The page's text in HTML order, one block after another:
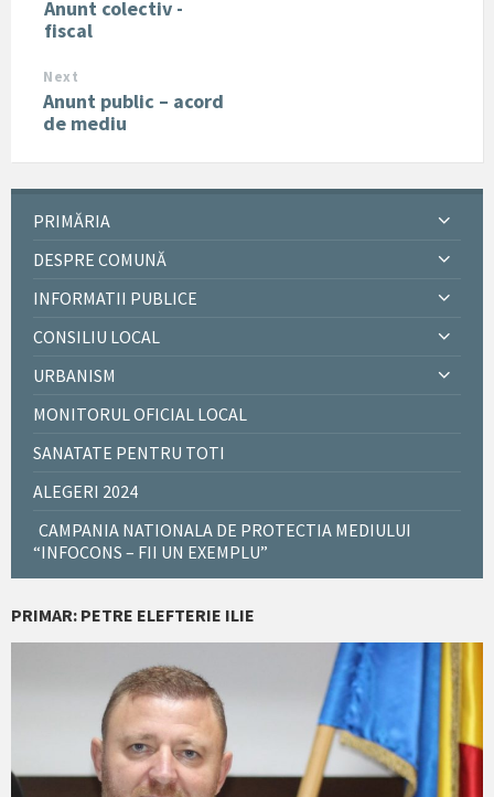
Anunt colectiv -
fiscal
Next
Anunt public – acord
de mediu
PRIMĂRIA
DESPRE COMUNĂ
INFORMATII PUBLICE
CONSILIU LOCAL
URBANISM
MONITORUL OFICIAL LOCAL
SANATATE PENTRU TOTI
ALEGERI 2024
CAMPANIA NATIONALA DE PROTECTIA MEDIULUI
“INFOCONS – FII UN EXEMPLU”
PRIMAR: PETRE ELEFTERIE ILIE